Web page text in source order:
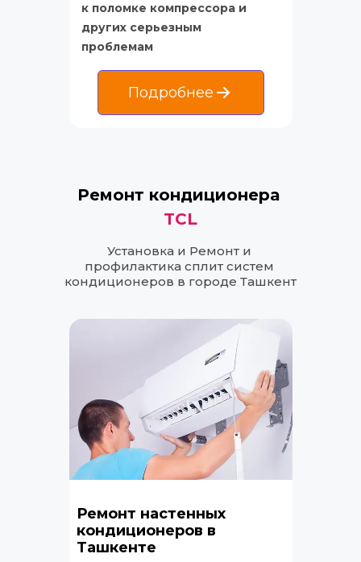
к поломке компрессора и
других серьезным
проблемам
Подробнее
Ремонт кондиционера
TCL
Установка и Ремонт и
профилактика сплит систем
кондиционеров в городе Ташкент
Ремонт настенных
кондиционеров в
Ташкенте